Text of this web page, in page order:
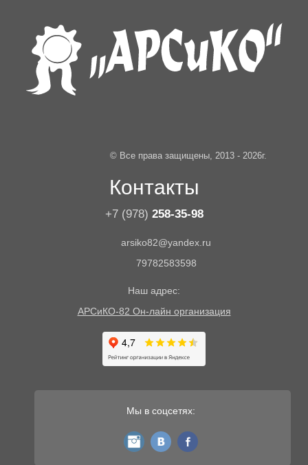
© Все права защищены, 2013 - 2026г.
Контакты
+7 (978) 258-35-98
arsiko82@yandex.ru
79782583598
Наш адрес:
АРСиКО-82 Он-лайн организация
Мы в соцсетях:
instagram
vk fb